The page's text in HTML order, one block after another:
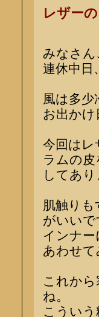
レザー
みなさ
連休中日
風は多
お出か
今回はレ
ラムの
してあ
肌触り
がいい
インナ
あわせ
これか
ね。
こうい